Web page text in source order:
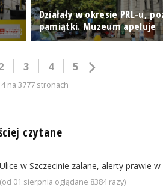
Działały w okresie PRL-u,
pamiątki. Muzeum apeluje
3 4 5
na 3777 stronach
czytane
Ulice w Szczecinie zalane, alerty prawie w
(od 01 sierpnia oglądane 8384 razy)